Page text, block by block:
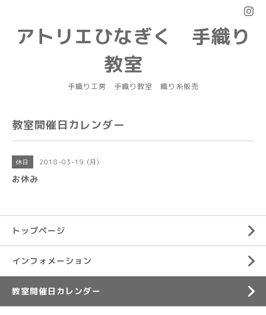
アトリエひなぎく 手織り
教室
手織り工房 手織り教室 織り糸販売
教室開催日カレンダー
休日 2018-03-19 (月)
お休み
トップページ
インフォメーション
教室開催日カレンダー